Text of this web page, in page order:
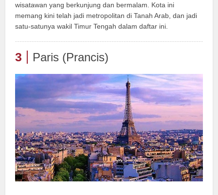
wisatawan yang berkunjung dan bermalam. Kota ini
memang kini telah jadi metropolitan di Tanah Arab, dan jadi
satu-satunya wakil Timur Tengah dalam daftar ini.
3 Paris (Prancis)